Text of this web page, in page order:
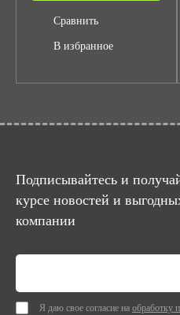
Сравнить
В избранное
Подписывайтесь и
курсе новостей и
компании
Я даю свое согласие на обработку